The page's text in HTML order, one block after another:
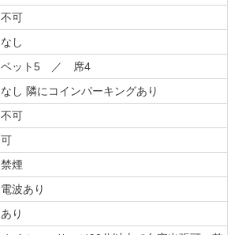
不可
なし
ベット5 ／ 席4
なし 隣にコインパーキングあり
不可
可
禁煙
電波あり
あり